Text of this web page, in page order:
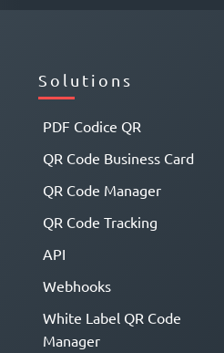
Solutions
PDF Codice QR
QR Code Business Card
QR Code Manager
QR Code Tracking
API
Webhooks
White Label QR Code
Manager